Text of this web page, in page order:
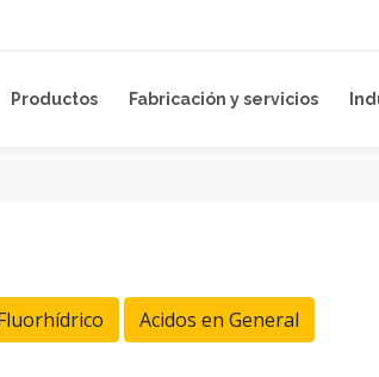
Productos Fabricación y servicios
Acidos en General